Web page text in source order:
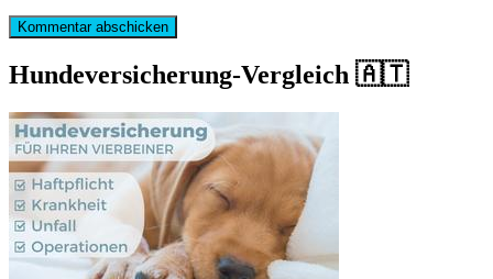
Hundeversicherung-Vergleich 🇦🇹